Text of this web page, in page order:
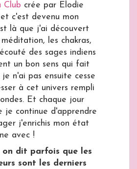
Club crée par Elodie
c'est devenu mon
là que j'ai découvert
les chakras,
des sages indiens
un bon sens qui fait
n'ai pas ensuite cesse
à cet univers rempli
Et chaque jour
je continue d'apprendre
j'enrichis mon état
avec !
on dit parfois que les
sont les derniers